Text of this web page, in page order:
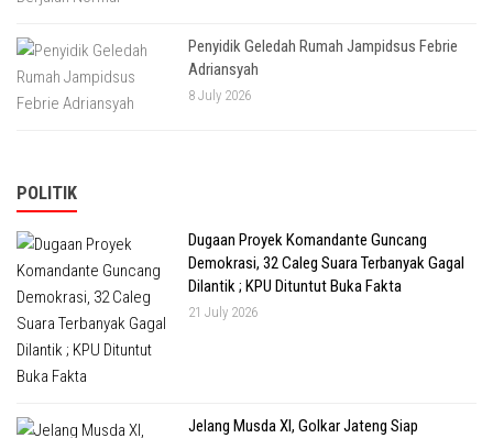
Penyidik Geledah Rumah Jampidsus Febrie
Adriansyah
8 July 2026
POLITIK
Dugaan Proyek Komandante Guncang
Demokrasi, 32 Caleg Suara Terbanyak Gagal
Dilantik ; KPU Dituntut Buka Fakta
21 July 2026
Jelang Musda XI, Golkar Jateng Siap